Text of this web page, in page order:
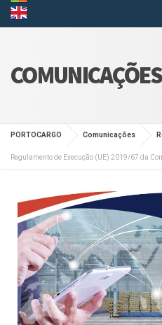
COMUNICAÇÕES
PORTOCARGO Comunicações
Regulamento de Execução (UE) 2019/67 da